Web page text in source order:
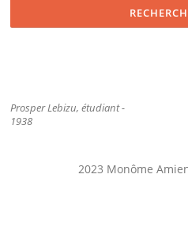
Prosper Lebizu, étudiant -
1938
2023 Monôme